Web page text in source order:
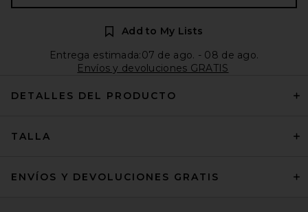
Add to My Lists
Entrega estimada:07 de ago. - 08 de ago.
Envíos y devoluciones GRATIS
DETALLES DEL PRODUCTO
TALLA
ENVÍOS Y DEVOLUCIONES GRATIS